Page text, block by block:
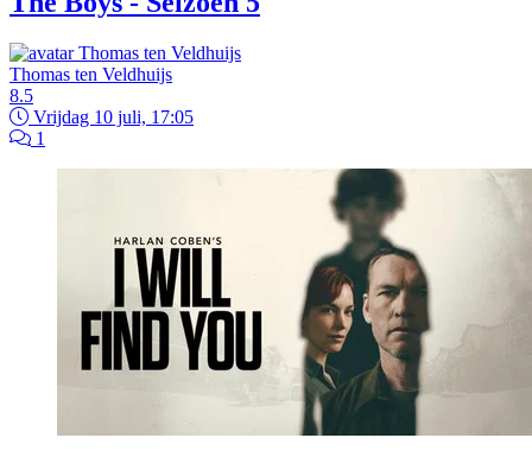
Thomas ten Veldhuijs
8.5
Vrijdag 10 juli, 17:05
1